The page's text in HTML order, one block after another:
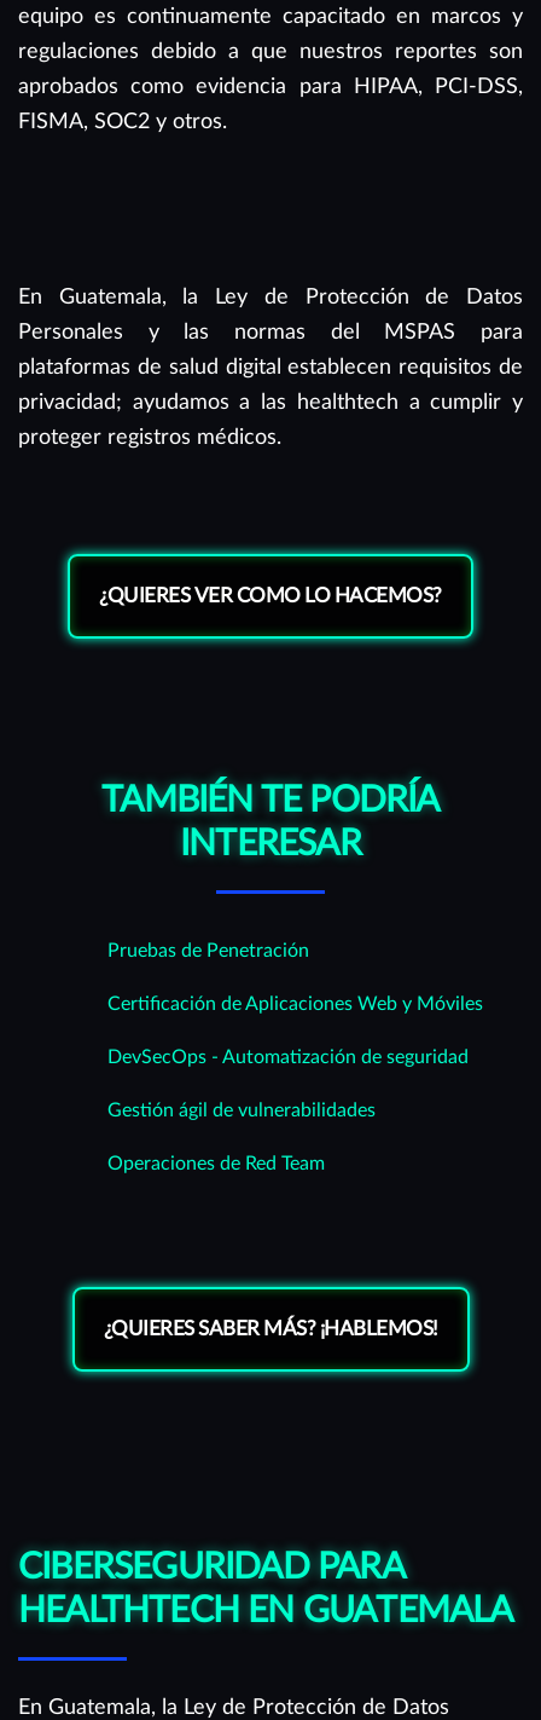
equipo es continuamente capacitado en marcos y
regulaciones debido a que nuestros reportes son
aprobados como evidencia para HIPAA, PCI-DSS,
FISMA, SOC2 y otros.
En Guatemala, la Ley de Protección de Datos
Personales y las normas del MSPAS para
plataformas de salud digital establecen requisitos de
privacidad; ayudamos a las healthtech a cumplir y
proteger registros médicos.
¿QUIERES VER COMO LO HACEMOS?
TAMBIÉN TE PODRÍA
INTERESAR
Pruebas de Penetración
Certificación de Aplicaciones Web y Móviles
DevSecOps - Automatización de seguridad
Gestión ágil de vulnerabilidades
Operaciones de Red Team
¿QUIERES SABER MÁS? ¡HABLEMOS!
CIBERSEGURIDAD PARA
HEALTHTECH EN GUATEMALA
En Guatemala, la Ley de Protección de Datos